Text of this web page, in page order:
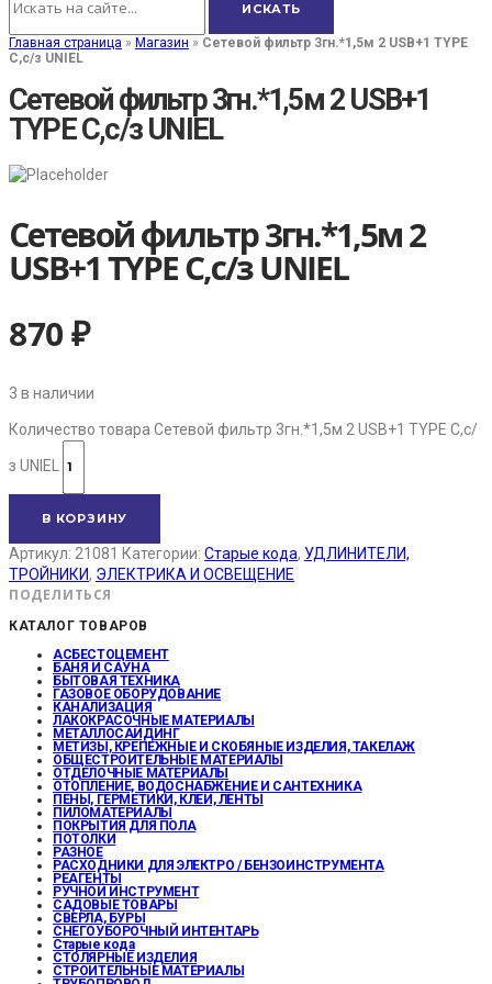
Главная страница » Магазин » Сетевой фильтр 3гн.*1,5м 2 USB+1 TYPE
C,с/з UNIEL
Сетевой фильтр 3гн.*1,5м 2 USB+1
TYPE C,с/з UNIEL
Сетевой фильтр 3гн.*1,5м 2
USB+1 TYPE C,с/з UNIEL
870₽
3 в наличии
Количество товара Сетевой фильтр 3гн.*1,5м 2 USB+1 TYPE C,с/
з UNIEL
В КОРЗИНУ
Артикул: 21081 Категории: Старые кода, УДЛИНИТЕЛИ,
ТРОЙНИКИ, ЭЛЕКТРИКА И ОСВЕЩЕНИЕ
ПОДЕЛИТЬСЯ
КАТАЛОГ ТОВАРОВ
АСБЕСТОЦЕМЕНТ
БАНЯ И САУНА
БЫТОВАЯ ТЕХНИКА
ГАЗОВОЕ ОБОРУДОВАНИЕ
КАНАЛИЗАЦИЯ
ЛАКОКРАСОЧНЫЕ МАТЕРИАЛЫ
МЕТАЛЛОСАЙДИНГ
МЕТИЗЫ, КРЕПЕЖНЫЕ И СКОБЯНЫЕ ИЗДЕЛИЯ, ТАКЕЛАЖ
ОБЩЕСТРОИТЕЛЬНЫЕ МАТЕРИАЛЫ
ОТДЕЛОЧНЫЕ МАТЕРИАЛЫ
ОТОПЛЕНИЕ, ВОДОСНАБЖЕНИЕ И САНТЕХНИКА
ПЕНЫ, ГЕРМЕТИКИ, КЛЕИ, ЛЕНТЫ
ПИЛОМАТЕРИАЛЫ
ПОКРЫТИЯ ДЛЯ ПОЛА
ПОТОЛКИ
РАЗНОЕ
РАСХОДНИКИ ДЛЯ ЭЛЕКТРО / БЕНЗОИНСТРУМЕНТА
РЕАГЕНТЫ
РУЧНОЙ ИНСТРУМЕНТ
САДОВЫЕ ТОВАРЫ
СВЕРЛА, БУРЫ
СНЕГОУБОРОЧНЫЙ ИНТЕНТАРЬ
Старые кода
СТОЛЯРНЫЕ ИЗДЕЛИЯ
СТРОИТЕЛЬНЫЕ МАТЕРИАЛЫ